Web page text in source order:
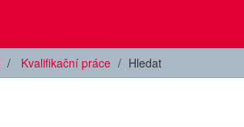
Kvalifikační práce Hledat